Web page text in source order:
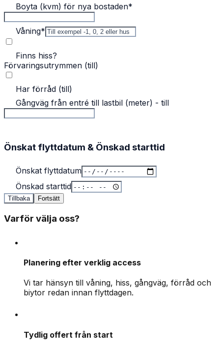
Boyta (kvm) för nya bostaden*
Våning*
Finns hiss?
Förvaringsutrymmen (till)
Har förråd (till)
Gångväg från entré till lastbil (meter) - till
Önskat flyttdatum & Önskad starttid
Önskat flyttdatum
Önskad starttid
Tillbaka Fortsätt
Varför välja oss?
Planering efter verklig access
Vi tar hänsyn till våning, hiss, gångväg, förråd och
biytor redan innan flyttdagen.
Tydlig offert från start